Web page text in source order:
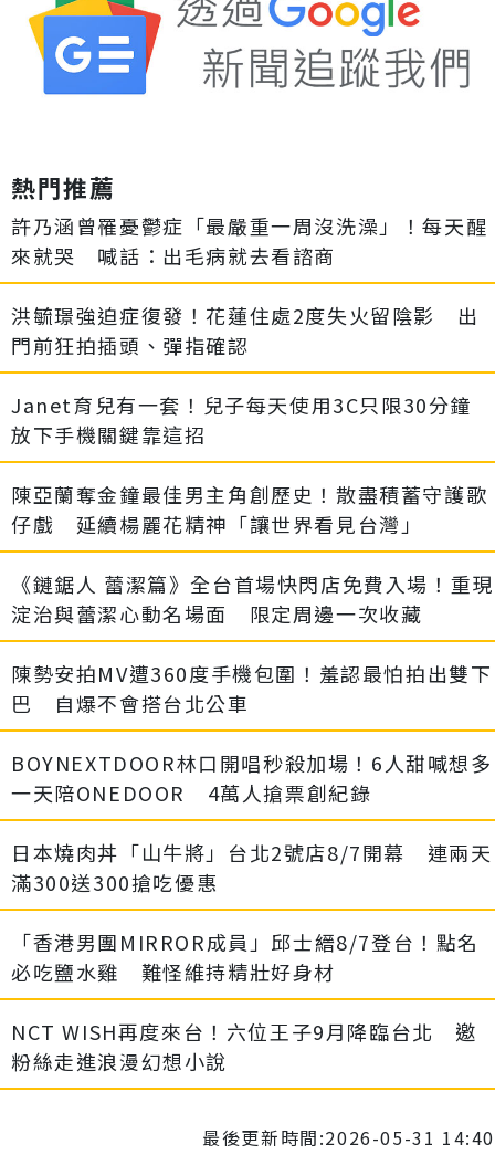
熱門推薦
許乃涵曾罹憂鬱症「最嚴重一周沒洗澡」！每天醒
來就哭 喊話：出毛病就去看諮商
洪毓璟強迫症復發！花蓮住處2度失火留陰影 出
門前狂拍插頭、彈指確認
Janet育兒有一套！兒子每天使用3C只限30分鐘
放下手機關鍵靠這招
陳亞蘭奪金鐘最佳男主角創歷史！散盡積蓄守護歌
仔戲 延續楊麗花精神「讓世界看見台灣」
《鏈鋸人 蕾潔篇》全台首場快閃店免費入場！重現
淀治與蕾潔心動名場面 限定周邊一次收藏
陳勢安拍MV遭360度手機包圍！羞認最怕拍出雙下
巴 自爆不會搭台北公車
BOYNEXTDOOR林口開唱秒殺加場！6人甜喊想多
一天陪ONEDOOR 4萬人搶票創紀錄
日本燒肉丼「山牛將」台北2號店8/7開幕 連兩天
滿300送300搶吃優惠
「香港男團MIRROR成員」邱士縉8/7登台！點名
必吃鹽水雞 難怪維持精壯好身材
NCT WISH再度來台！六位王子9月降臨台北 邀
粉絲走進浪漫幻想小說
最後更新時間:2026-05-31 14:40